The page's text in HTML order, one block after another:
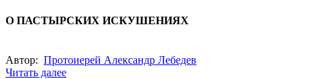
О ПАСТЫРСКИХ ИСКУШЕНИЯХ
Автор: Протоиерей Александр Лебедев
Читать далее